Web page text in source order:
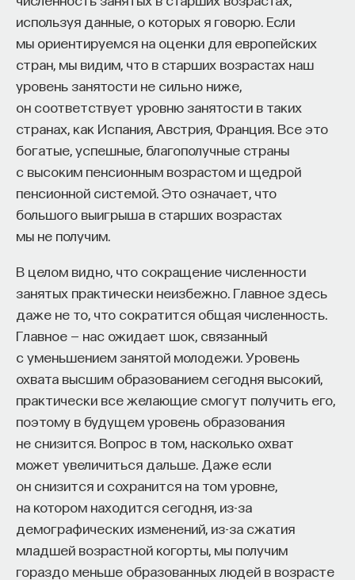
используя данные, о которых я говорю. Если
мы ориентируемся на оценки для европейских
стран, мы видим, что в старших возрастах наш
уровень занятости не сильно ниже,
он соответствует уровню занятости в таких
странах, как Испания, Австрия, Франция. Все это
богатые, успешные, благополучные страны
с высоким пенсионным возрастом и щедрой
пенсионной системой. Это означает, что
большого выигрыша в старших возрастах
мы не получим.
В целом видно, что сокращение численности
занятых практически неизбежно. Главное здесь
даже не то, что сократится общая численность.
Главное — нас ожидает шок, связанный
с уменьшением занятой молодежи. Уровень
охвата высшим образованием сегодня высокий,
практически все желающие смогут получить его,
поэтому в будущем уровень образования
не снизится. Вопрос в том, насколько охват
может увеличиться дальше. Даже если
он снизится и сохранится на том уровне,
на котором находится сегодня, из-за
демографических изменений, из-за сжатия
младшей возрастной когорты, мы получим
гораздо меньше образованных людей в возрасте
просвещенный авторитаризм), и только затем
начался постепенный переход к демократии.
Для корейской экономики существует два
главных риска: первый и главный — это
непредсказуемый северный сосед — КНДР,
а также постоянное усиление конкуренции
со стороны Китая (у двух стран очень близкая
структура промышленности).
Экономика Японии
определяющим фактором в успехе Японии стали
выдающиеся трудовые ресурсы. Помимо этого,
в стране традиционно была высокая норма
сбережения. К сожалению, сейчас ее уже нет.
В прошлом Япония активно использовала
она не сильно в этом нуждается: в ней одна
из самых высоких в мире доля расходов
на НИОКР (3,4%, ВВП), причем большую часть
С другой стороны, это достигается очень
низкими расходами на оборону, ведь государство
надежно прикрыто «американским зонтиком».